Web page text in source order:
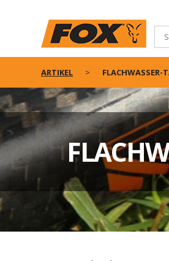
ARTIKEL FLACHWASSER-